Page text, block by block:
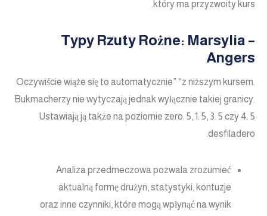
który ma przyzwoity kurs.
Typy Rzuty Rożne: Marsylia –
Angers
Oczywiście wiąże się to automatycznie” “z niższym kursem.
Bukmacherzy nie wytyczają jednak wyłącznie takiej granicy.
Ustawiają ją także na poziomie zero. 5, 1. 5, 3. 5 czy 4. 5
desfiladero.
Analiza przedmeczowa pozwala zrozumieć
aktualną formę drużyn, statystyki, kontuzje
oraz inne czynniki, które mogą wpłynąć na wynik